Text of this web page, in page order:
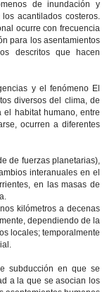
de inundación y
acantilados costeros.
ocurre con frecuencia
para los asentamientos
descritos que hacen
y el fenómeno El
diversos del clima, de
el habitat humano, entre
ocurren a diferentes
de fuerzas planetarias),
interanuales en el
en las masas de
kilómetros a decenas
dependiendo de la
locales; temporalmente
subducción en que se
a la que se asocian los